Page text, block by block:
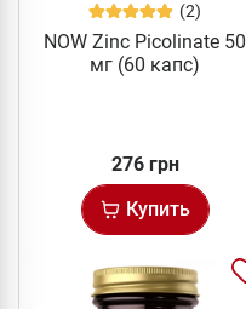
(2)
NOW Zinc Picolinate 50
мг (60 капс)
276 грн
Купить